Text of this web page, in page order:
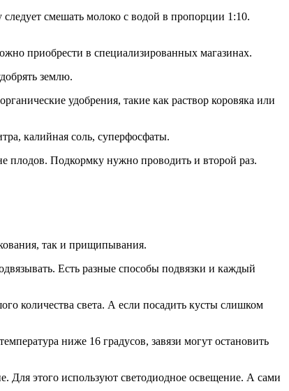
смешать молоко с водой в пропорции 1:10.
приобрести в специализированных магазинах.
землю.
удобрения, такие как раствор коровяка или
калийная соль, суперфосфаты.
плодов. Подкормку нужно проводить и второй раз.
так и прищипывания.
Есть разные способы подвязки и каждый
количества света. А если посадить кусты слишком
ниже 16 градусов, завязи могут остановить
Для этого используют светодиодное освещение. А сами